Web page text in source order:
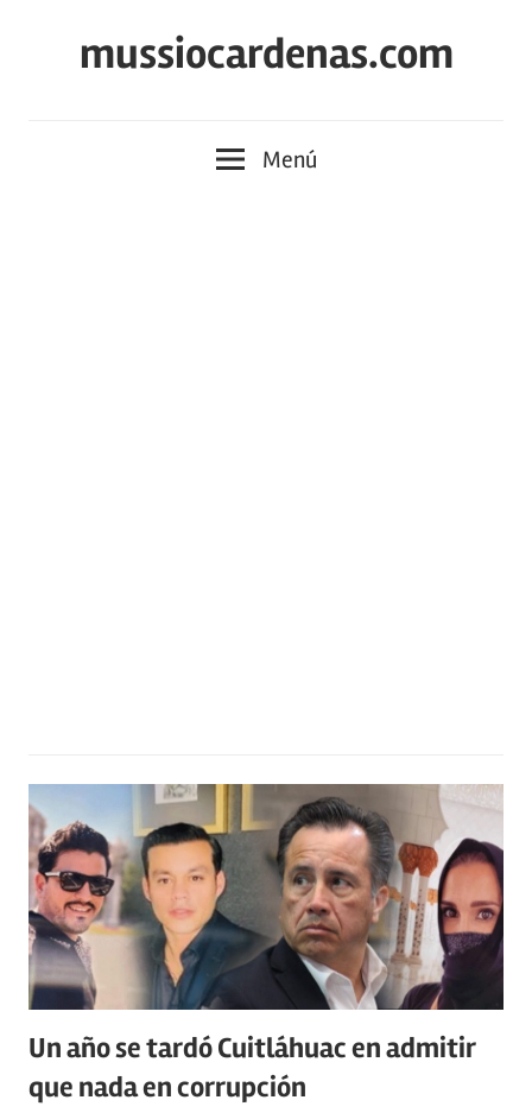
mussiocardenas.com
Menú
Un año se tardó Cuitláhuac en admitir
que nada en corrupción